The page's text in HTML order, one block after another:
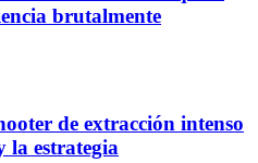
brutalmente
de extracción intenso
la estrategia